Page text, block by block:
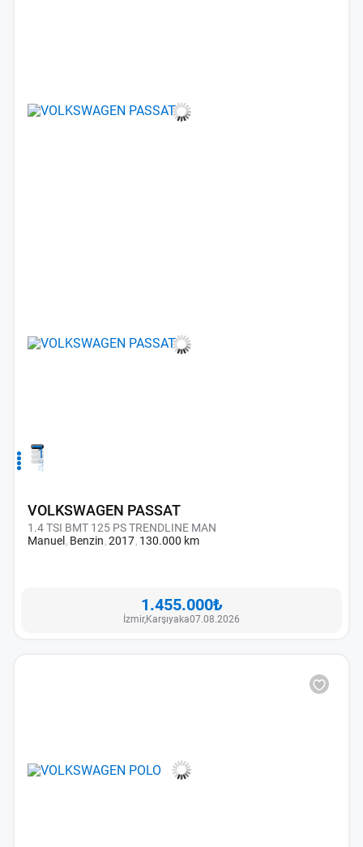
1
2
3
4
VOLKSWAGEN PASSAT
1.4 TSI BMT 125 PS TRENDLINE MAN
Manuel Benzin2017 130.000 km
1.455.000₺
İzmir,Karşıyaka07.08.2026